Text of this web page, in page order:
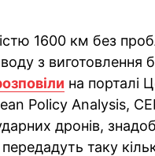
1600 км без
з виготовлення
на порталі
Policy Analysis,
дронів,
таку